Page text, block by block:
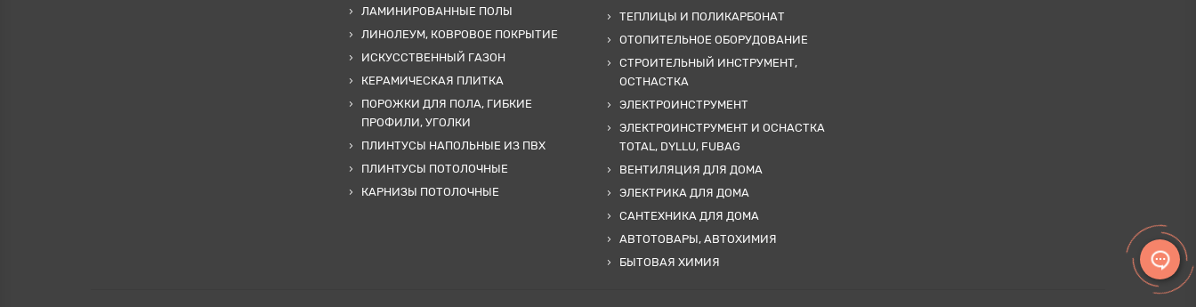
ЛАМИНИРОВАННЫЕ ПОЛЫ
ЛИНОЛЕУМ, КОВРОВОЕ ПОКРЫТИЕ
ИСКУССТВЕННЫЙ ГАЗОН
КЕРАМИЧЕСКАЯ ПЛИТКА
ПОРОЖКИ ДЛЯ ПОЛА, ГИБКИЕ
ПРОФИЛИ, УГОЛКИ
ПЛИНТУСЫ НАПОЛЬНЫЕ ИЗ ПВХ
ПЛИНТУСЫ ПОТОЛОЧНЫЕ
КАРНИЗЫ ПОТОЛОЧНЫЕ
ТЕПЛИЦЫ И ПОЛИКАРБОНАТ
ОТОПИТЕЛЬНОЕ ОБОРУДОВАНИЕ
СТРОИТЕЛЬНЫЙ ИНСТРУМЕНТ,
ОСТНАСТКА
ЭЛЕКТРОИНСТРУМЕНТ
ЭЛЕКТРОИНСТРУМЕНТ И ОСНАСТКА
TOTAL, DYLLU, FUBAG
ВЕНТИЛЯЦИЯ ДЛЯ ДОМА
ЭЛЕКТРИКА ДЛЯ ДОМА
САНТЕХНИКА ДЛЯ ДОМА
АВТОТОВАРЫ, АВТОХИМИЯ
БЫТОВАЯ ХИМИЯ